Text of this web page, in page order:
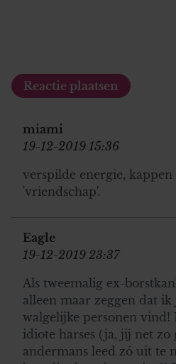
miami
19-12-2019 15:36
verspilde energie, kappen
'vriendschap'.
Eagle
19-12-2019 23:37
Als tweemalig ex-
alleen maar zeggen dat
walgelijke personen vind!
idiote harses (ja, jij net zo
andermans leed zó uit te